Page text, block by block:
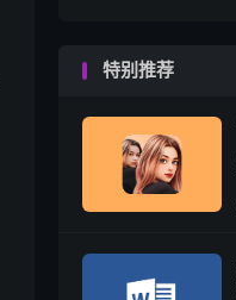
特别推荐